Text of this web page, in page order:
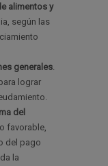
alimentos y
según las
generales.
lograr
del
favorable,
del pago
la